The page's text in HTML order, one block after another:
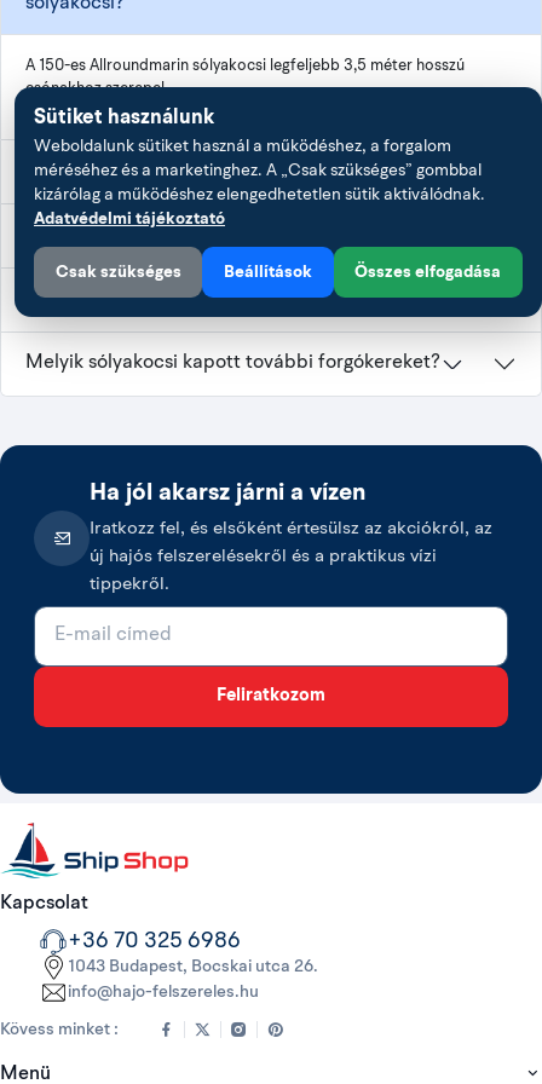
szétszedhető
Sólyakocsi 150
150 kg
kerekek
Sólyakocsi 200
3,7 m-ig; max.
200 kg
forgókerék
Csónak megtámasztása és mozgatása
A hajótestet középre igazítva helyezd a támaszokra, és minden
mozgatás előtt biztosítsd elcsúszás ellen. A kocsin maradó
felszerelés tömegét is számítsd bele a terhelésbe.
Használat után mosd le és vizsgáld át a kerekeket, támaszokat,
egyenetlen terepen vagy vízre bocsátáshoz.
Kapcsolódó kategóriák
Első és hátsó sólyakerekek
Görgők, gumigörgők és sólyakerekek
A 150-es Allroundmarin sólyakocsi legfeljebb 3,5 méter hosszú
csónakhoz szerepel.
Mekkora széles a 200-as csónak-szállítókocsi?
Hány forgókerék van a beltéri csónakkocsin?
Melyik sólyakocsi kapott további forgókereket?
Ha jól akarsz járni a vízen
Iratkozz fel, és elsőként értesülsz az akciókról, az
új hajós felszerelésekről és a praktikus vízi
tippekről.
E-mail cím
Feliratkozom
Kapcsolat
+36 70 325 6986
1043 Budapest, Bocskai utca 26.
info@hajo-felszereles.hu
Kövess minket :
Menü
Sütiket használunk
Weboldalunk sütiket használ a működéshez, a forgalom
méréséhez és a marketinghez. A „Csak szükséges” gombbal
kizárólag a működéshez elengedhetetlen sütik aktiválódnak.
Adatvédelmi tájékoztató
Csak szükséges Beállítások Összes elfogadása